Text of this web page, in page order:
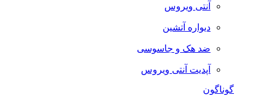
آنتی ویروس
دیواره آتشین
ضد هک و جاسوسی
آپدیت آنتی ویروس
گوناگون